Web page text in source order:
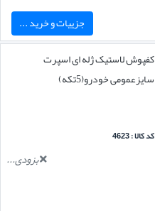
جزییات و خرید ...
کفپوش لاستیک ژله ای اسپرت
سایزعمومی خودرو(5تکه)
کد کالا : 4623
بزودی...